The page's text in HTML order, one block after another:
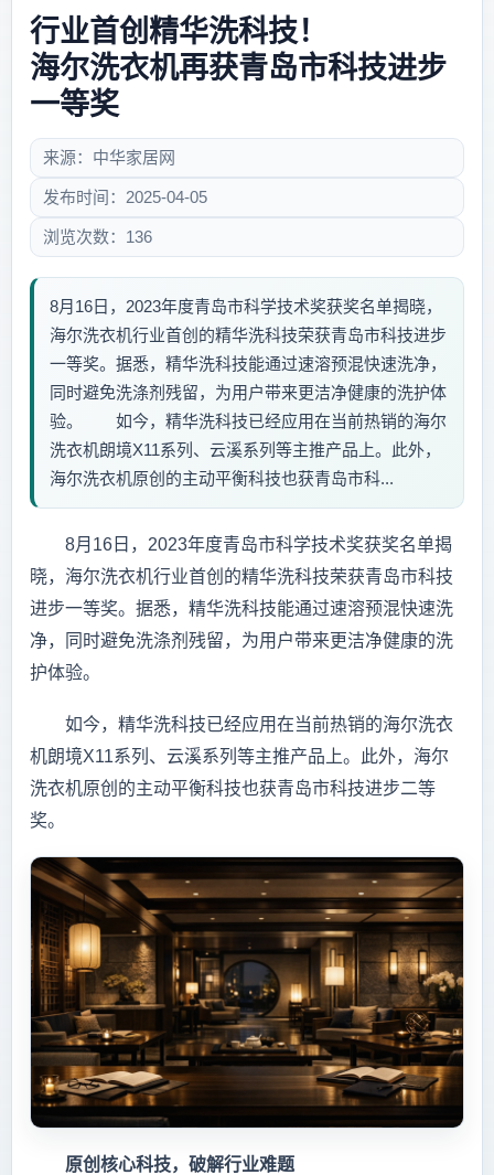
行业首创精华洗科技！
海尔洗衣机再获青岛市科技进步
一等奖
来源：中华家居网
发布时间：2025-04-05
浏览次数：136
8月16日，2023年度青岛市科学技术奖获奖名单揭晓，
海尔洗衣机行业首创的精华洗科技荣获青岛市科技进步
一等奖。据悉，精华洗科技能通过速溶预混快速洗净，
同时避免洗涤剂残留，为用户带来更洁净健康的洗护体
验。 如今，精华洗科技已经应用在当前热销的海尔
洗衣机朗境X11系列、云溪系列等主推产品上。此外，
海尔洗衣机原创的主动平衡科技也获青岛市科...
8月16日，2023年度青岛市科学技术奖获奖名单揭
晓，海尔洗衣机行业首创的精华洗科技荣获青岛市科技
进步一等奖。据悉，精华洗科技能通过速溶预混快速洗
净，同时避免洗涤剂残留，为用户带来更洁净健康的洗
护体验。
如今，精华洗科技已经应用在当前热销的海尔洗衣
机朗境X11系列、云溪系列等主推产品上。此外，海尔
洗衣机原创的主动平衡科技也获青岛市科技进步二等
奖。
原创核心科技，破解行业难题